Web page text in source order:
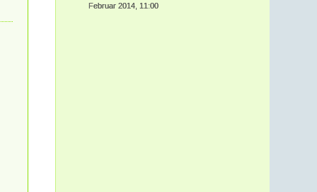
Februar 2014, 11:00